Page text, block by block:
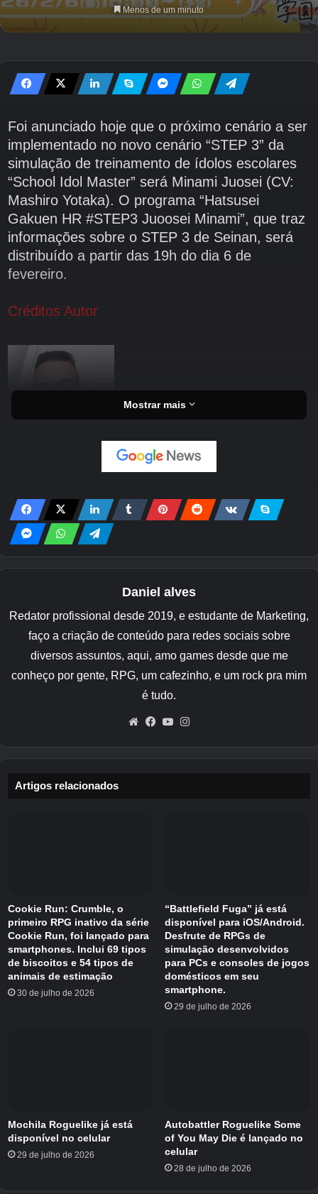
Menos de um minuto
Foi anunciado hoje que o próximo cenário a ser
implementado no novo cenário “STEP 3” da
simulação de treinamento de ídolos escolares
“School Idol Master” será Minami Juosei (CV:
Mashiro Yotaka). O programa “Hatsusei
Gakuen HR #STEP3 Juoosei Minami”, que traz
informações sobre o STEP 3 de Seinan, será
distribuído a partir das 19h do dia 6 de
fevereiro.
Créditos Autor
Mostrar mais
Daniel alves
Redator profissional desde 2019, e estudante de Marketing,
faço a criação de conteúdo para redes sociais sobre
diversos assuntos, aqui, amo games desde que me
conheço por gente, RPG, um cafezinho, e um rock pra mim
é tudo.
WebsiteFacebook
YouTube
Artigos relacionados
Cookie Run: Crumble, o
primeiro RPG inativo da série
Cookie Run, foi lançado para
smartphones. Inclui 69 tipos
de biscoitos e 54 tipos de
animais de estimação
30 de julho de 2026
“Battlefield Fuga” já está
disponível para iOS/Android.
Desfrute de RPGs de
simulação desenvolvidos
para PCs e consoles de jogos
domésticos em seu
smartphone.
29 de julho de 2026
Mochila Roguelike já está
disponível no celular
29 de julho de 2026
Autobattler Roguelike Some
of You May Die é lançado no
celular
28 de julho de 2026